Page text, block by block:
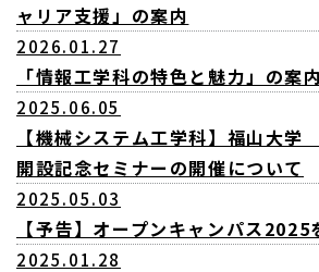
ャリア支援」の案内
2026.01.27
「情報工学科の特色と魅力」の案内
2025.06.05
【機械システム工学科】福山大
開設記念セミナーの開催について
2025.05.03
【予告】オープンキャンパス2025
2025.01.28